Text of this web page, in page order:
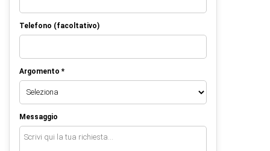
Telefono (facoltativo)
Argomento *
Messaggio